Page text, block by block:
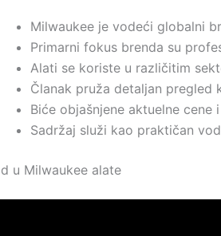
Milwaukee je vodeći globalni
Primarni fokus brenda su
Alati se koriste u različitim
Članak pruža detaljan
Biće objašnjene aktuelne
Sadržaj služi kao praktičan
u Milwaukee alate